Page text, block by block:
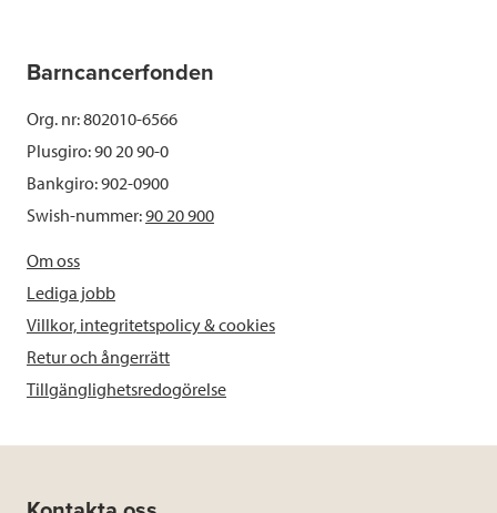
Barncancerfonden
Org. nr: 802010-6566
Plusgiro: 90 20 90-0
Bankgiro: 902-0900
Swish-nummer:90 20 900
Om oss
Lediga jobb
Villkor, integritetspolicy & cookies
Retur och ångerrätt
Tillgänglighetsredogörelse